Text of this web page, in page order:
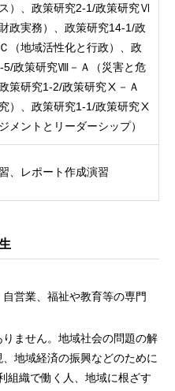
）、政策研究2-1/政策研究Ⅵ
政実務）、政策研究14-1/政
（地域活性化と行政）、政
5/政策研究Ⅷ－Ａ（災害と危
策研究1-2/政策研究Ⅹ－Ａ
究）、政策研究1-1/政策研究Ⅹ
メントとリーダーシップ）
、レポート作成演習
営業、福祉や教育等の専門
ません。地域社会の問題の解
地域経済の振興などのために
組織で働く人、地域に根ざす